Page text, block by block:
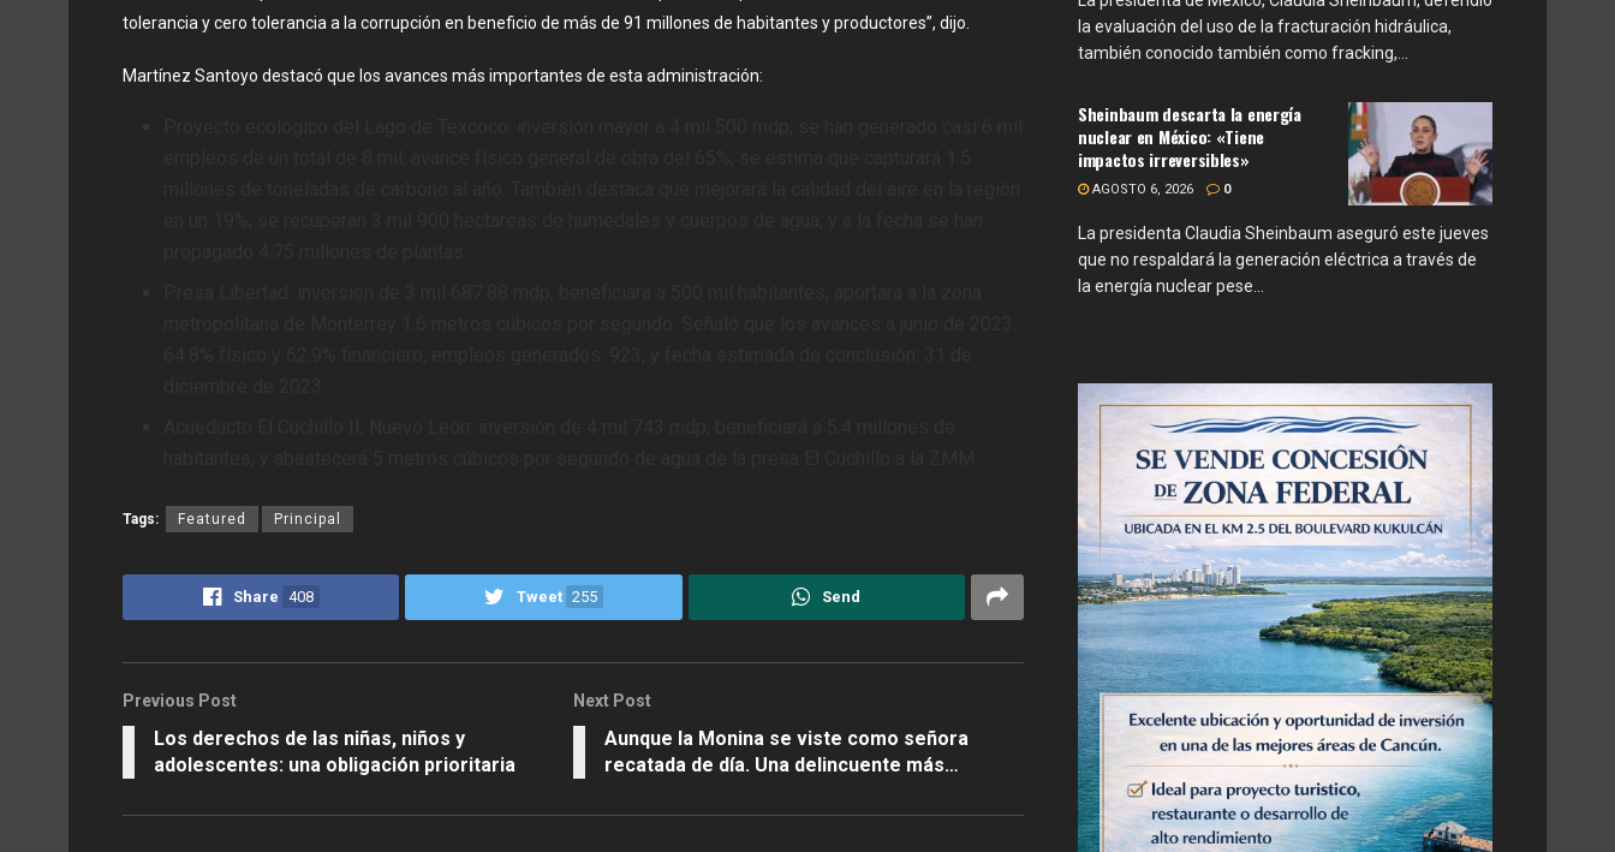
tolerancia y cero tolerancia a la corrupción en beneficio de más de 91 millones de habitantes y productores”, dijo.
Martínez Santoyo destacó que los avances más importantes de esta administración:
Tags: Featured Principal
Share 408 Tweet 255 Send
Previous Post
Los derechos de las niñas, niños y
adolescentes: una obligación prioritaria
Next Post
Aunque la Monina se viste como señora
recatada de día. Una delincuente más…
la evaluación del uso de la fracturación hidráulica,
también conocido también como fracking,...
Sheinbaum descarta la energía
nuclear en México: «Tiene
impactos irreversibles»
AGOSTO 6, 2026 0
La presidenta Claudia Sheinbaum aseguró este jueves
que no respaldará la generación eléctrica a través de
la energía nuclear pese...